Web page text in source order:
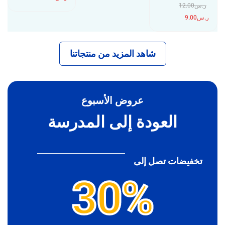
شاهد المزيد من منتجاتنا
عروض الأسبوع
العودة إلى المدرسة
تخفيضات تصل إلى
30%